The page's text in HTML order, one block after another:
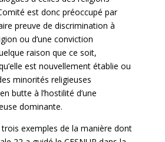
est donc préoccupé par
preuve de discrimination à
ou d’une conviction
raison que ce soit,
est nouvellement établie ou
minorités religieuses
butte à l’hostilité d’une
dominante.
exemples de la manière dont